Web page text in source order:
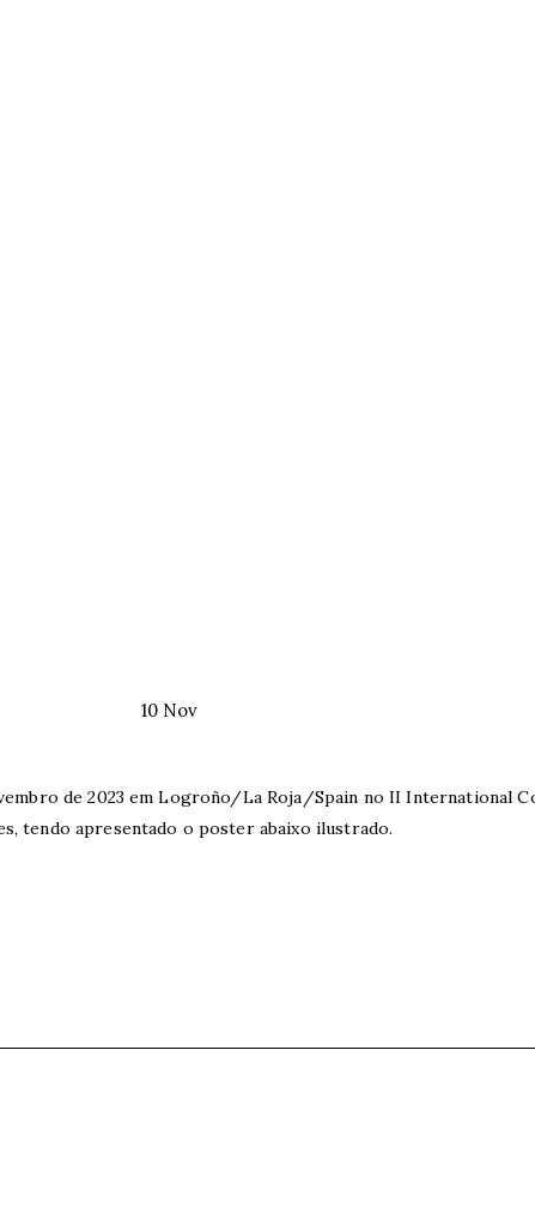
10 Nov
de 2023 em Logroño/La Roja/Spain no II International
tendo apresentado o poster abaixo ilustrado.